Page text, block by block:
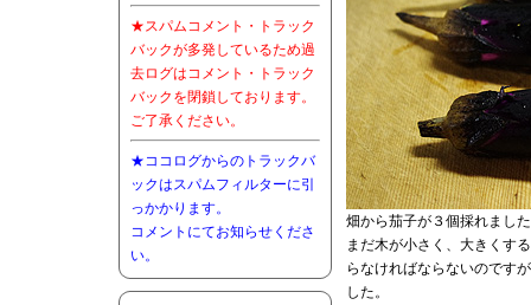
畑から茄子が３個採れまし
まだ木が小さく、大きくす
らなければならないのです
した。
★スパムコメント・トラック
バックが多発しているため過
去ログはコメント・トラック
バックを閉鎖しております。
ご了承ください。
★ココログからのトラックバ
ックはスパムフィルターに引
っかかります。
コメントにてお知らせくださ
い。